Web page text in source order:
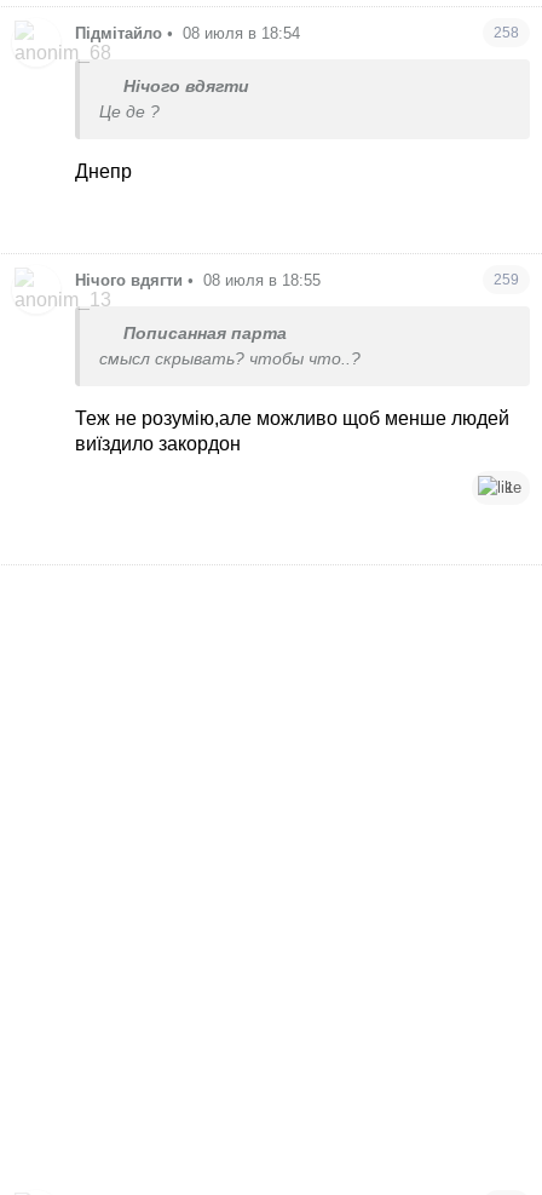
Підмітайло • 08 июля в 18:54 258
Нічого вдягти
Це де ?
Днепр
Нічого вдягти • 08 июля в 18:55 259
Пописанная парта
смысл скрывать? чтобы что..?
Теж не розумію,але можливо щоб менше людей
виїздило закордон
1